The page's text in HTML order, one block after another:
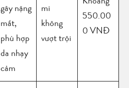
gây nặng
mắt,
phù hợp
da nhạy
cảm
mi
không
vượt trội
550.00
0 VNĐ